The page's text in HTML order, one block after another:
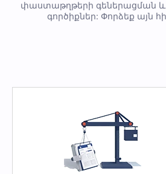
փաստաթղթերի գեներացման
գործիքներ: Փորձեք այն